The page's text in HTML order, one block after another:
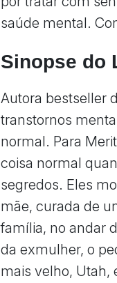
saúde mental.
Sinopse do
Autora bestseller
transtornos
normal. Para
coisa normal
segredos. Eles
mãe, curada de
família, no andar
da exmulher, o
mais velho, Utah,